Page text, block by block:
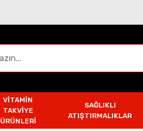
VITAMIN
TAKVIYE
ÜRÜNLERI
SAĞLIKLI
ATIŞTIRMALIKLAR